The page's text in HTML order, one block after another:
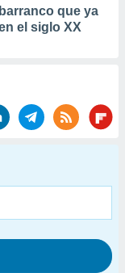
que ya
el siglo XX